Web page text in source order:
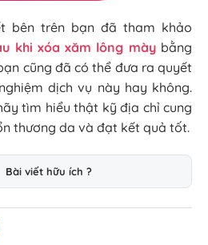
bên trên bạn đã tham khảo
khi xóa xăm lông màybằng
cũng đã có thể đưa ra quyết
dịch vụ này hay không.
tìm hiểu thật kỹ địa chỉ cung
thương da và đạt kết quả tốt.
Bài viết hữu ích ?